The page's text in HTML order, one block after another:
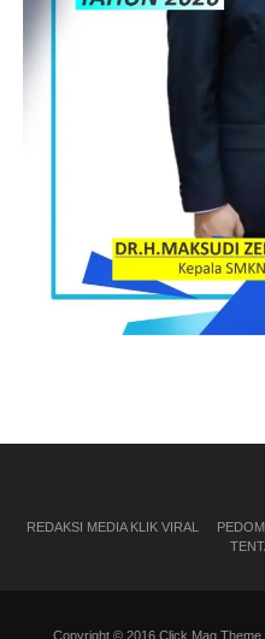
Post Views: 11
REDAKSI MEDIA KLIK VIRAL
Copyright © 2016 Click Mag